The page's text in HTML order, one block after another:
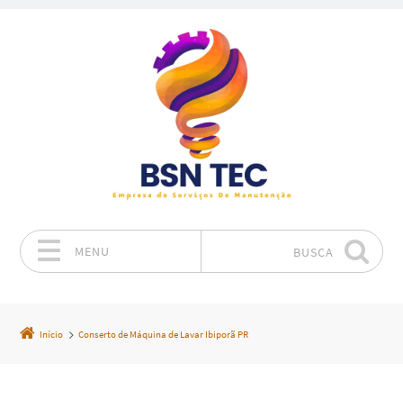
MENU BUSCA
Início Conserto de Máquina de Lavar Ibiporã PR